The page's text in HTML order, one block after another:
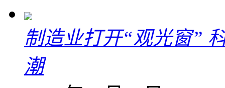
制造业打开“观光窗”
潮